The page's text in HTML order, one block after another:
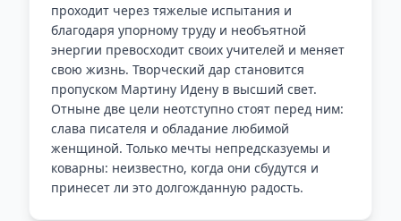
проходит через тяжелые испытания и
благодаря упорному труду и необъятной
энергии превосходит своих учителей и меняет
свою жизнь. Творческий дар становится
пропуском Мартину Идену в высший свет.
Отныне две цели неотступно стоят перед ним:
слава писателя и обладание любимой
женщиной. Только мечты непредсказуемы и
коварны: неизвестно, когда они сбудутся и
принесет ли это долгожданную радость.